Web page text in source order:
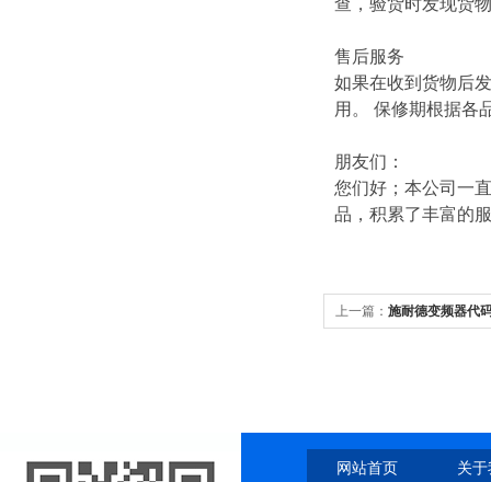
查，验货时发现货
售后服务
如果在收到货物后
用。 保修期根据各
朋友们：
您们好；本公司一
品，积累了丰富的
上一篇： 施耐德变频器代
网站首页 关